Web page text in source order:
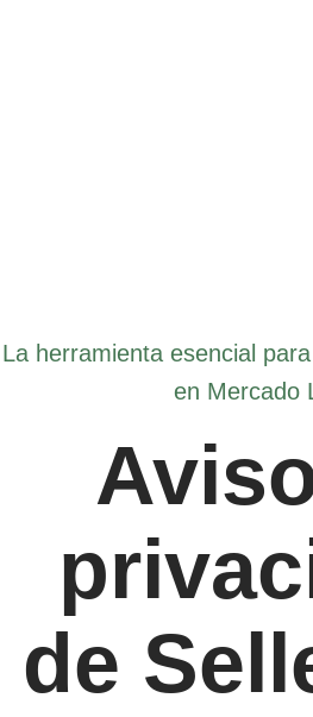
La herramienta esencial
en Mercado
de